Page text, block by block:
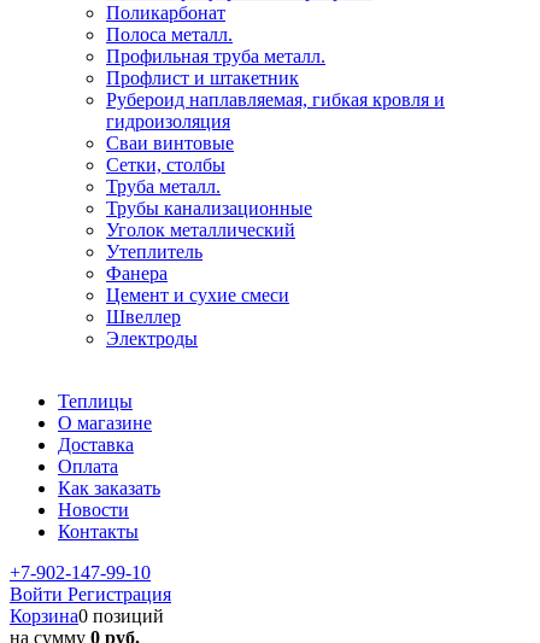
Поликарбонат
Полоса металл.
Профильная труба металл.
Профлист и штакетник
Рубероид наплавляемая, гибкая кровля и
гидроизоляция
Сваи винтовые
Сетки, столбы
Труба металл.
Трубы канализационные
Уголок металлический
Утеплитель
Фанера
Цемент и сухие смеси
Швеллер
Электроды
Теплицы
О магазине
Доставка
Оплата
Как заказать
Новости
Контакты
+7-902-147-99-10
Войти Регистрация
Корзина0 позиций
на сумму 0 руб.